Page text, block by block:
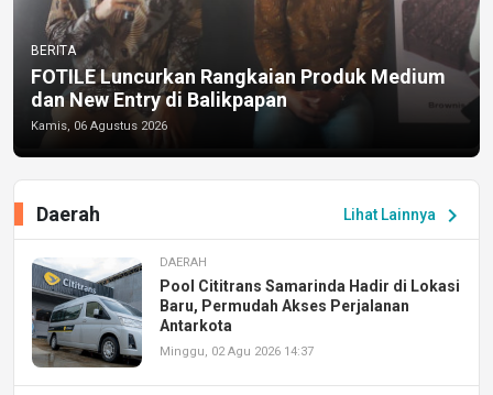
BERITA
FOTILE Luncurkan Rangkaian Produk Medium
dan New Entry di Balikpapan
Kamis, 06 Agustus 2026
Lihat Lainnya chevron_right
Daerah
DAERAH
Pool Cititrans Samarinda Hadir di Lokasi
Baru, Permudah Akses Perjalanan
Antarkota
Minggu, 02 Agu 2026 14:37